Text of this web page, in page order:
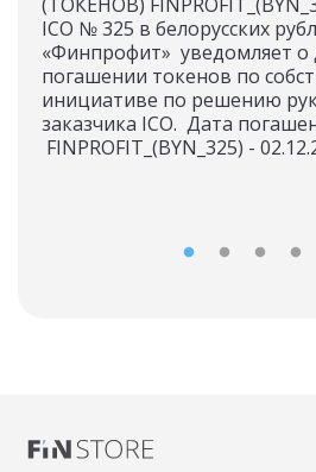
ICO № 325 в белорусских
«Финпрофит» уведомляет о
погашении токенов по
инициативе по решению
заказчика ICO. Дата
FINPROFIT_(BYN_325) -